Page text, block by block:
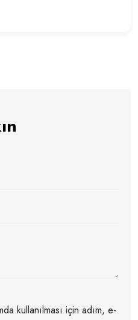
kullanılması için adım, e-